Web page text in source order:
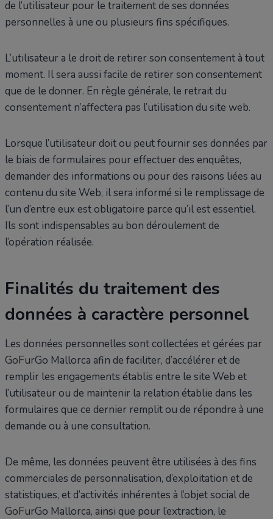
de l’utilisateur pour le traitement de ses données
personnelles à une ou plusieurs fins spécifiques.
L’utilisateur a le droit de retirer son consentement à tout
moment. Il sera aussi facile de retirer son consentement
que de le donner. En règle générale, le retrait du
consentement n’affectera pas l’utilisation du site web.
Lorsque l’utilisateur doit ou peut fournir ses données par
le biais de formulaires pour effectuer des enquêtes,
demander des informations ou pour des raisons liées au
contenu du site Web, il sera informé si le remplissage de
l’un d’entre eux est obligatoire parce qu’il est essentiel.
Ils sont indispensables au bon déroulement de
l’opération réalisée.
Finalités du traitement des
données à caractère personnel
Les données personnelles sont collectées et gérées par
GoFurGo Mallorca afin de faciliter, d’accélérer et de
remplir les engagements établis entre le site Web et
l’utilisateur ou de maintenir la relation établie dans les
formulaires que ce dernier remplit ou de répondre à une
demande ou à une consultation.
De même, les données peuvent être utilisées à des fins
commerciales de personnalisation, d’exploitation et de
statistiques, et d’activités inhérentes à l’objet social de
GoFurGo Mallorca, ainsi que pour l’extraction, le